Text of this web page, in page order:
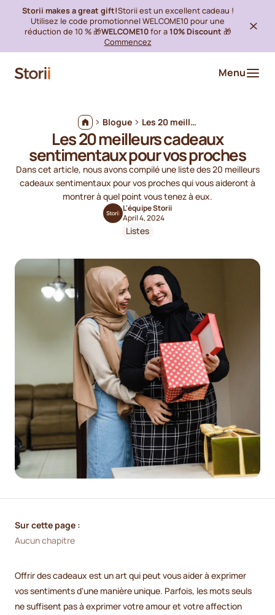
Storii makes a great gift!Storii est un excellent cadeau !
Utilisez le code promotionnel WELCOME10 pour une
réduction de 10 % 🎁WELCOME10for a10% Discount 🎁
Commencez
Menu
Blogue Les 20 meilleurs cadeaux sentimentaux pour vos proches
Les 20 meilleurs cadeaux
sentimentaux pour vos proches
Dans cet article, nous avons compilé une liste des 20 meilleurs
cadeaux sentimentaux pour vos proches qui vous aideront à
montrer à quel point vous tenez à eux.
L'équipe Storii
April 4, 2024
Listes
Sur cette page :
Aucun chapitre
Offrir des cadeaux est un art qui peut vous aider à exprimer
vos sentiments d'une manière unique. Parfois, les mots seuls
ne suffisent pas à exprimer votre amour et votre affection